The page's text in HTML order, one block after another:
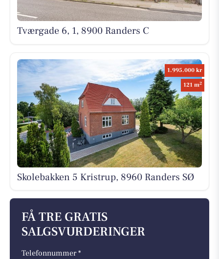
Tværgade 6, 1, 8900 Randers C
1.995.000 kr
121 m2
Skolebakken 5 Kristrup, 8960 Randers SØ
FÅ TRE GRATIS
SALGSVURDERINGER
Telefonnummer *